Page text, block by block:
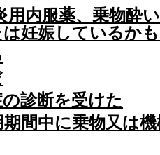
用内服薬、乗物酔
妊娠しているか
診断を受けた
間中に乗物又は